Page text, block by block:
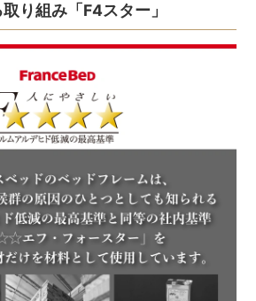
り組み「F4スター」